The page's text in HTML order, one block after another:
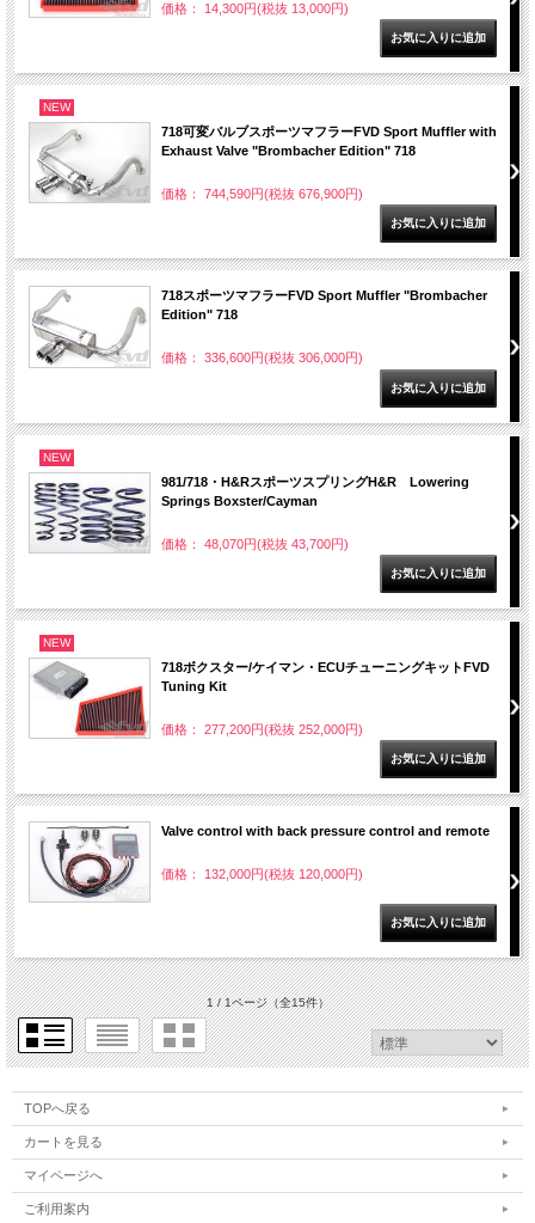
価格： 14,300円(税抜 13,000円)
NEW
718可変バルブスポーツマフラーFVD Sport Muffler with
Exhaust Valve "Brombacher Edition" 718
価格： 744,590円(税抜 676,900円)
718スポーツマフラーFVD Sport Muffler "Brombacher
Edition" 718
価格： 336,600円(税抜 306,000円)
NEW
981/718・H&RスポーツスプリングH&R Lowering
Springs Boxster/Cayman
価格： 48,070円(税抜 43,700円)
NEW
718ボクスター/ケイマン・ECUチューニングキットFVD
Tuning Kit
価格： 277,200円(税抜 252,000円)
Valve control with back pressure control and remote
価格： 132,000円(税抜 120,000円)
1 / 1ページ（全15件）
TOPへ戻る
カートを見る
マイページへ
ご利用案内